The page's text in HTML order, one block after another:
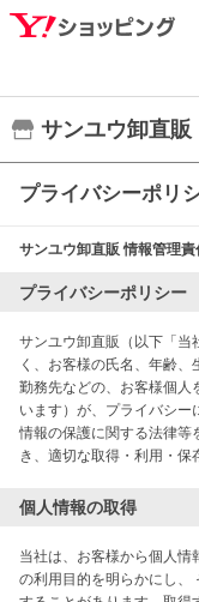
サンユウ卸直販
プライバシーポリ
サンユウ卸直販 情報管理責
プライバシーポリシー
サンユウ卸直販（以下「当
く、お客様の氏名、年齢、
勤務先などの、お客様個人
います）が、プライバシー
情報の保護に関する法律等
き、適切な取得・利用・保
個人情報の取得
当社は、お客様から個人情
の利用目的を明らかにし、